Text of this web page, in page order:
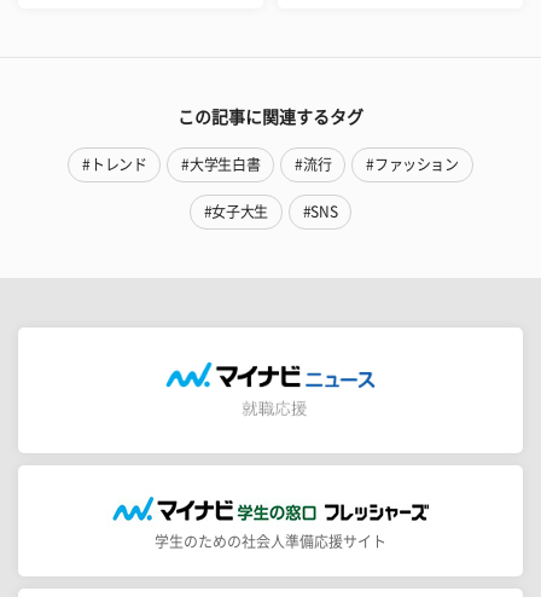
この記事に関連するタグ
#トレンド #大学生白書 #流行 #ファッション
#女子大生 #SNS
学生のための社会人準備応援サイト